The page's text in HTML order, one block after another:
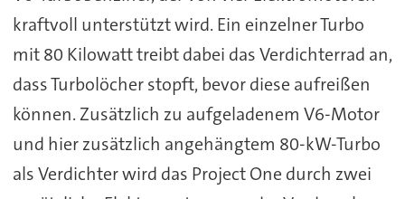
kraftvoll unterstützt wird. Ein einzelner Turbo
mit 80 Kilowatt treibt dabei das Verdichterrad an,
dass Turbolöcher stopft, bevor diese aufreißen
können. Zusätzlich zu aufgeladenem V6-Motor
und hier zusätzlich angehängtem 80-kW-Turbo
als Verdichter wird das Project One durch zwei